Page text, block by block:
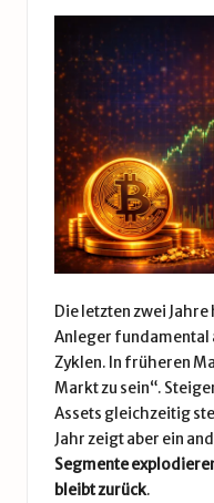
Die letzten zwei
Anleger
Zyklen. In früheren
Markt zu sein“.
Assets gleichzeitig
Jahr zeigt aber ein
Segmente
bleibt zurück.